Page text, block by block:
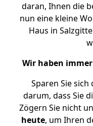
daran, Ihnen die
nun eine kleine
Haus in
Wir haben
Sparen Sie
darum, dass Sie
Zögern Sie nicht
heute, um Ihren